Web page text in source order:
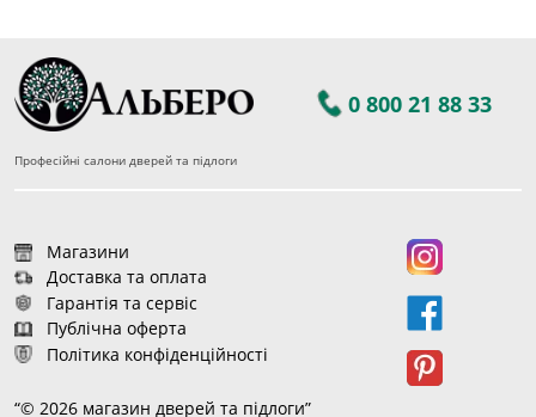
0 800 21 88 33
Професійні салони дверей та підлоги
Магазини
Доставка та оплата
Гарантія та сервіс
Публічна оферта
Політика конфіденційності
“© 2026 магазин дверей та підлоги”